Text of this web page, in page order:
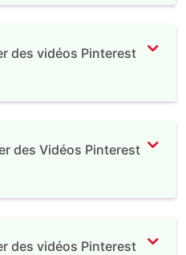
des vidéos Pinterest
des Vidéos Pinterest
des vidéos Pinterest